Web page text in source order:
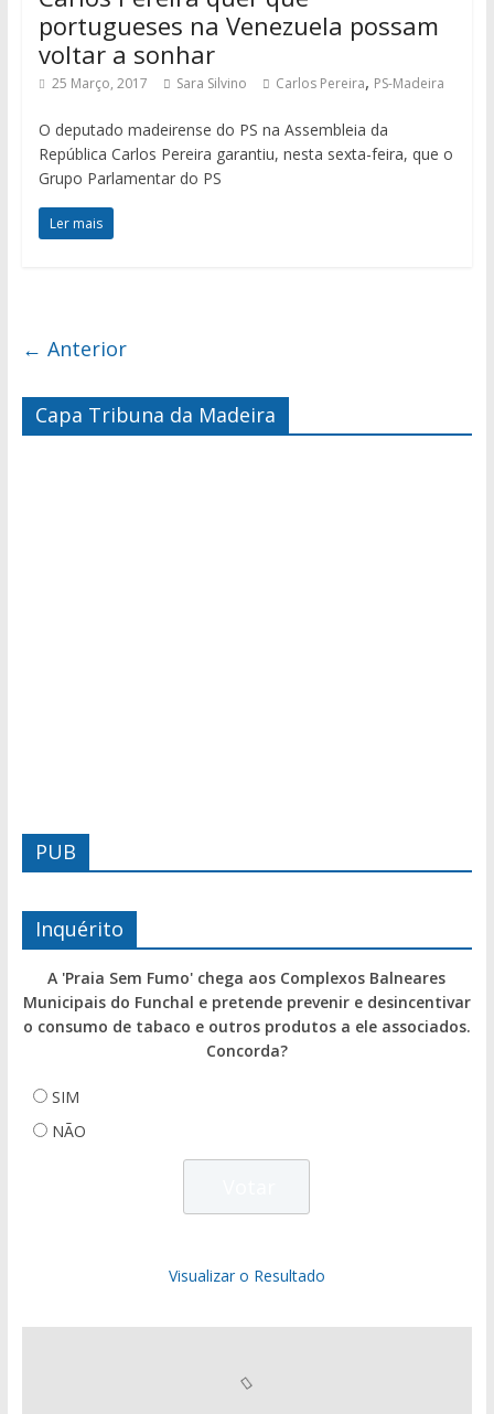
portugueses na Venezuela possam
voltar a sonhar
25 Março, 2017 Sara Silvino Carlos Pereira, PS-Madeira
O deputado madeirense do PS na Assembleia da
República Carlos Pereira garantiu, nesta sexta-feira, que o
Grupo Parlamentar do PS
Ler mais
← Anterior
Capa Tribuna da Madeira
PUB
Inquérito
A 'Praia Sem Fumo' chega aos Complexos Balneares
Municipais do Funchal e pretende prevenir e desincentivar
o consumo de tabaco e outros produtos a ele associados.
Concorda?
SIM
NÃO
Visualizar o Resultado